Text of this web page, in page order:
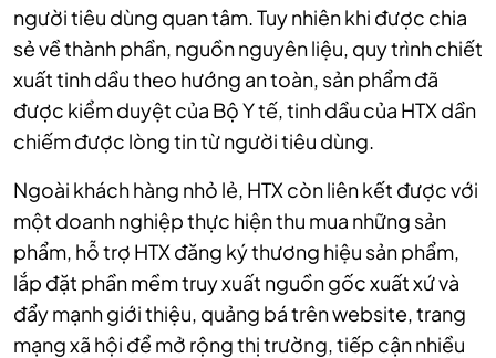
người tiêu dùng quan tâm. Tuy nhiên khi được chia
sẻ về thành phần, nguồn nguyên liệu, quy trình chiết
xuất tinh dầu theo hướng an toàn, sản phẩm đã
được kiểm duyệt của Bộ Y tế, tinh dầu của HTX dần
chiếm được lòng tin từ người tiêu dùng.
Ngoài khách hàng nhỏ lẻ, HTX còn liên kết được với
một doanh nghiệp thực hiện thu mua những sản
phẩm, hỗ trợ HTX đăng ký thương hiệu sản phẩm,
lắp đặt phần mềm truy xuất nguồn gốc xuất xứ và
đẩy mạnh giới thiệu, quảng bá trên website, trang
mạng xã hội để mở rộng thị trường, tiếp cận nhiều